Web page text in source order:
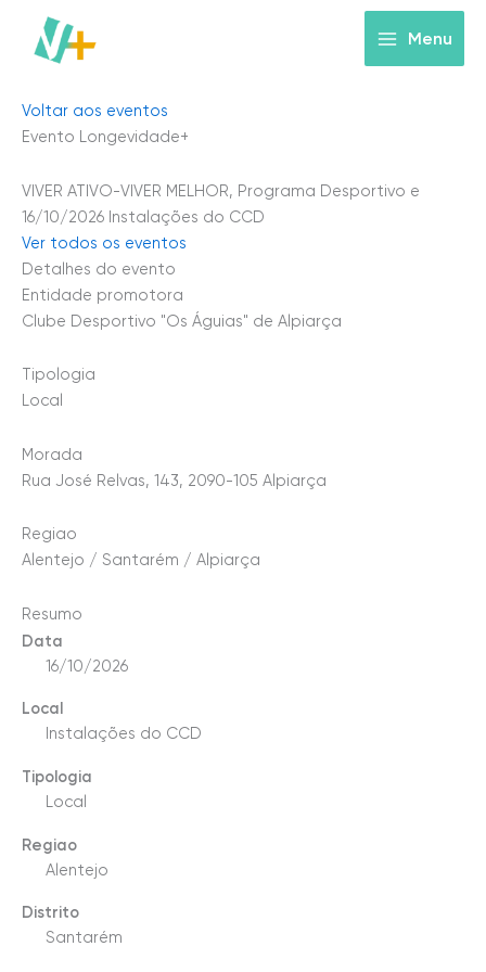
content
Menu
Voltar aos eventos
Evento Longevidade+
VIVER ATIVO-VIVER MELHOR, Programa Desportivo e
16/10/2026 Instalações do CCD
Ver todos os eventos
Detalhes do evento
Entidade promotora
Clube Desportivo "Os Águias" de Alpiarça
Tipologia
Local
Morada
Rua José Relvas, 143, 2090-105 Alpiarça
Regiao
Alentejo / Santarém / Alpiarça
Resumo
Data
16/10/2026
Local
Instalações do CCD
Tipologia
Local
Regiao
Alentejo
Distrito
Santarém